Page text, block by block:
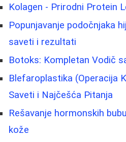
Kolagen - Prirodni Protein
Popunjavanje podočnjaka
saveti i rezultati
Botoks: Kompletan Vodič
Blefaroplastika (Operacija
Saveti i Najčešća Pitanja
Rešavanje hormonskih
kože